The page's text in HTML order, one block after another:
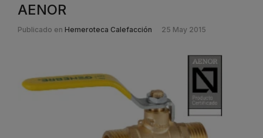
AENOR
Publicado en Hemeroteca Calefacción 25 May 2015